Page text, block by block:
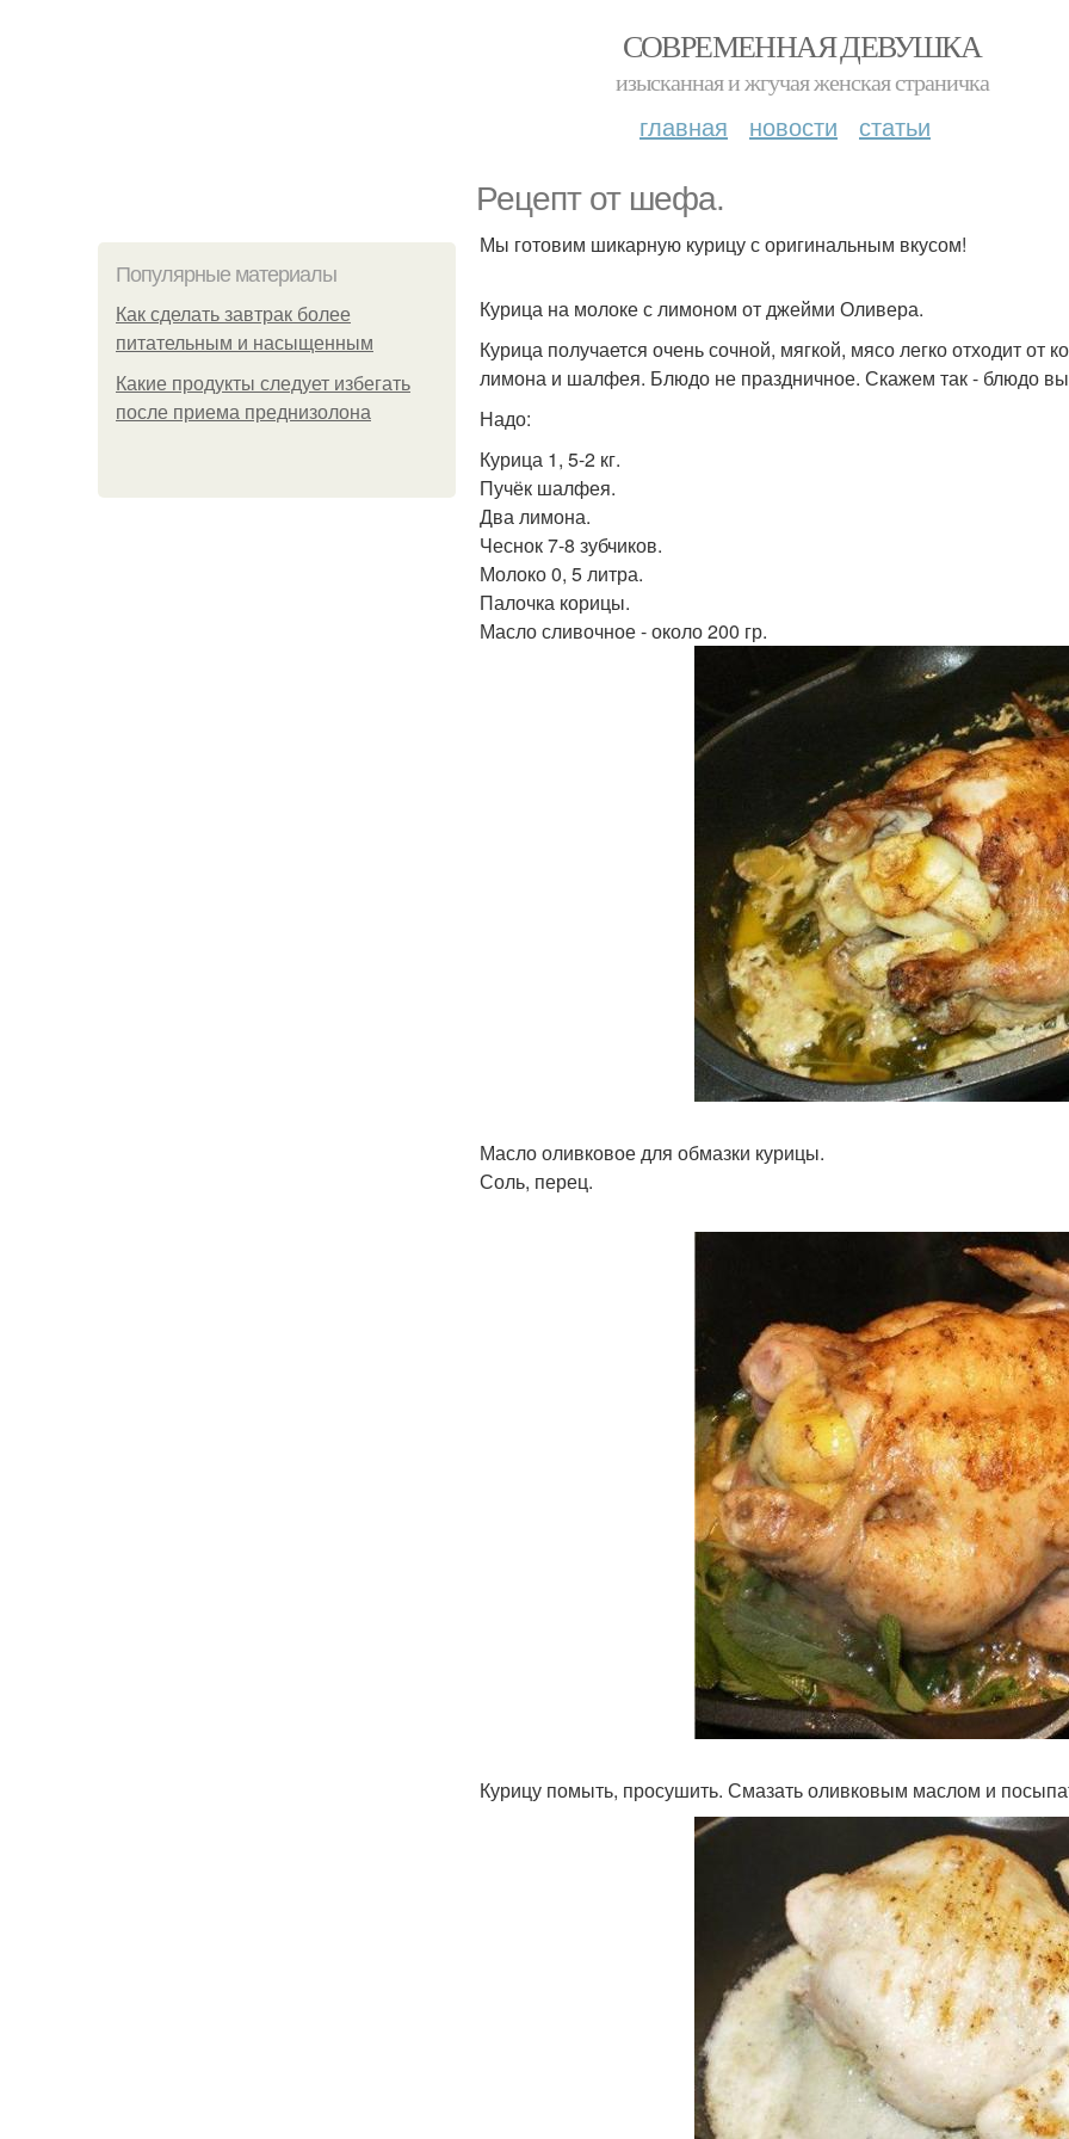
СОВРЕМЕННАЯ ДЕВУШКА
изысканная и жгучая женская страничка
главная новости статьи
Рецепт от шефа.
Популярные материалы
Как сделать завтрак более
питательным и насыщенным
Какие продукты следует избегать
после приема преднизолона
Мы готовим шикарную курицу с оригинальным вкусом!
Курица на молоке с лимоном от джейми Оливера.
Курица получается очень сочной, мягкой, мясо легко отходит от
лимона и шалфея. Блюдо не праздничное. Скажем так - блюдо
Надо:
Курица 1, 5-2 кг.
Пучёк шалфея.
Два лимона.
Чеснок 7-8 зубчиков.
Молоко 0, 5 литра.
Палочка корицы.
Масло сливочное - около 200 гр.
Масло оливковое для обмазки курицы.
Соль, перец.
Курицу помыть, просушить. Смазать оливковым маслом и